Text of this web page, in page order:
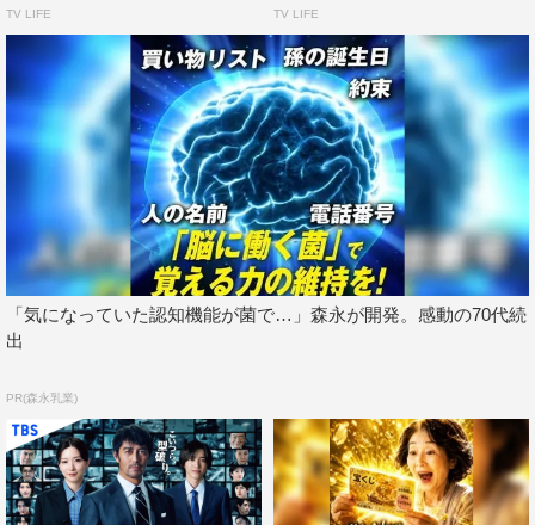
本橋悠介…道枝駿佑
小池奈美…月城かなと
尾野順也…木村達成
チェ・ジェソン…キム・ムジュン
梶原広大…玉置玲央
安藤恵梨香…菊池亜希子
市之瀬咲子…宮澤エマ
海馬浩司…岡部たかし
山井和之…音尾琢真
国定義雄…高橋英樹
製作著作：TBS
脚本：槌谷健、及川真実、李正美、谷碧仁、守口悠介、北
浦勝大
音楽：木村秀彬
TV LIFE TV LIFE
「気になっていた認知機能が菌で…」森永が開発。感動の70代続
出
PR(森永乳業)